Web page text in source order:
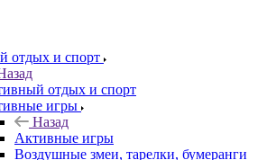
отдых и спорт
отдых и спорт
игры
Назад
Активные игры
Воздушные змеи, тарелки, бумеранги